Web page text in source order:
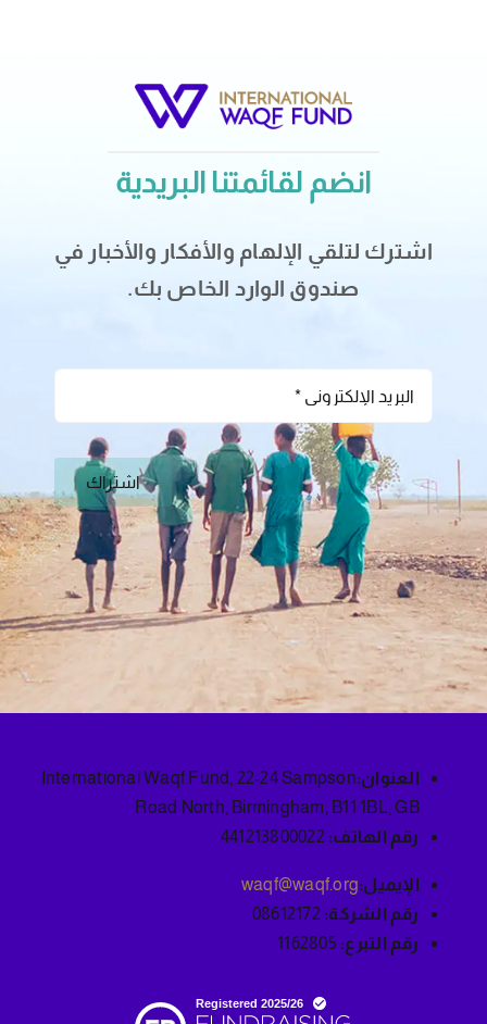
انضم لقائمتنا البريدية
اشترك لتلقي الإلهام والأفكار والأخبار في
صندوق الوارد الخاص بك.
اشتراك
العنوان:International Waqf Fund, 22-24 Sampson
Road North, Birmingham, B11 1BL, GB
رقم الهاتف: 441213800022
الإيميل:waqf@waqf.org
رقم الشركة: 08612172
رقم التبرع: 1162805